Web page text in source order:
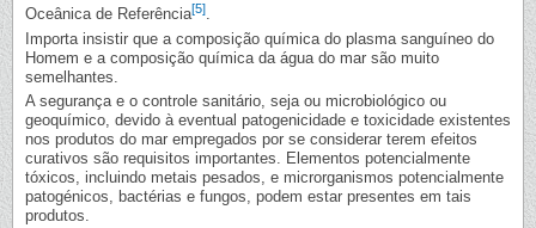
Oceânica de Referência[5].
Importa insistir que a composição química do plasma sanguíneo do
Homem e a composição química da água do mar são muito
semelhantes.
A segurança e o controle sanitário, seja ou microbiológico ou
geoquímico, devido à eventual patogenicidade e toxicidade existentes
nos produtos do mar empregados por se considerar terem efeitos
curativos são requisitos importantes. Elementos potencialmente
tóxicos, incluindo metais pesados, e microrganismos potencialmente
patogénicos, bactérias e fungos, podem estar presentes em tais
produtos.